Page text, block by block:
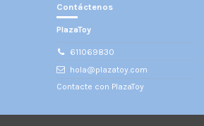
Contáctenos
PlazaToy
611069830
hola@plazatoy.com
Contacte con PlazaToy